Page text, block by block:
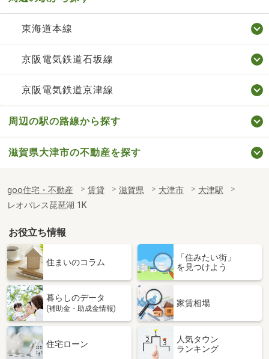
東海道本線
京阪電気鉄道石坂線
京阪電気鉄道京津線
周辺の駅の路線から探す
滋賀県大津市の不動産を探す
goo住宅・不動産 賃貸 滋賀県 大津市
大津駅
レオパレス琵琶湖 1K
お役立ち情報
住まいのコラム
「住みたい街」
を見つけよう
暮らしのデータ
(補助金・助成金情報)
家賃相場
住宅ローン
人気タウン
ランキング